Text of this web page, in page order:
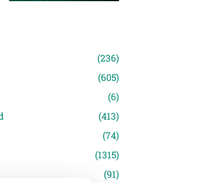
(236)
(605)
(6)
(413)
(74)
(1315)
(91)